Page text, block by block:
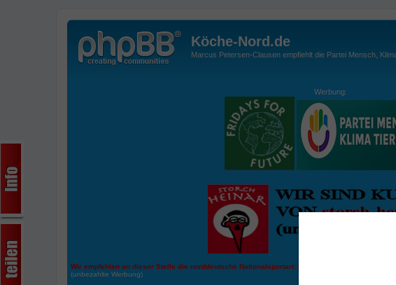
Köche-Nord.de
Marcus Petersen-Clausen empfiehlt die Partei Mensch,
Werbung:
Wir empfehlen an dieser Stelle die norddeutsche Nationalsportart:
(unbezahlte Werbung)